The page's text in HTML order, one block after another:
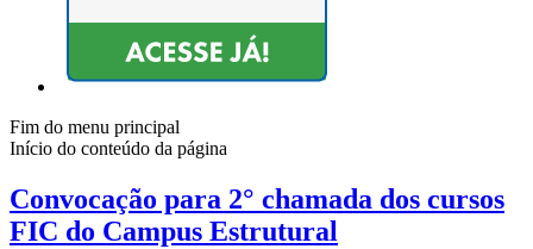
Fim do menu principal
Início do conteúdo da página
Convocação para 2° chamada dos cursos
FIC do Campus Estrutural